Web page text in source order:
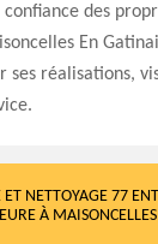
des
En
ses réalisations,
NETTOYAGE 77
À